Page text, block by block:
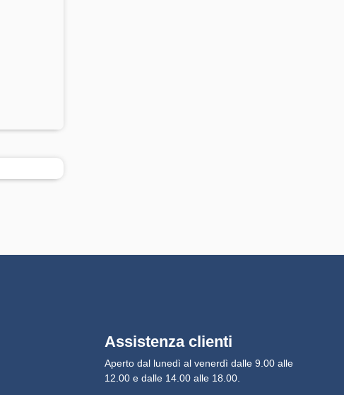
Assistenza clienti
Aperto dal lunedì al venerdì dalle 9.00 alle
12.00 e dalle 14.00 alle 18.00.